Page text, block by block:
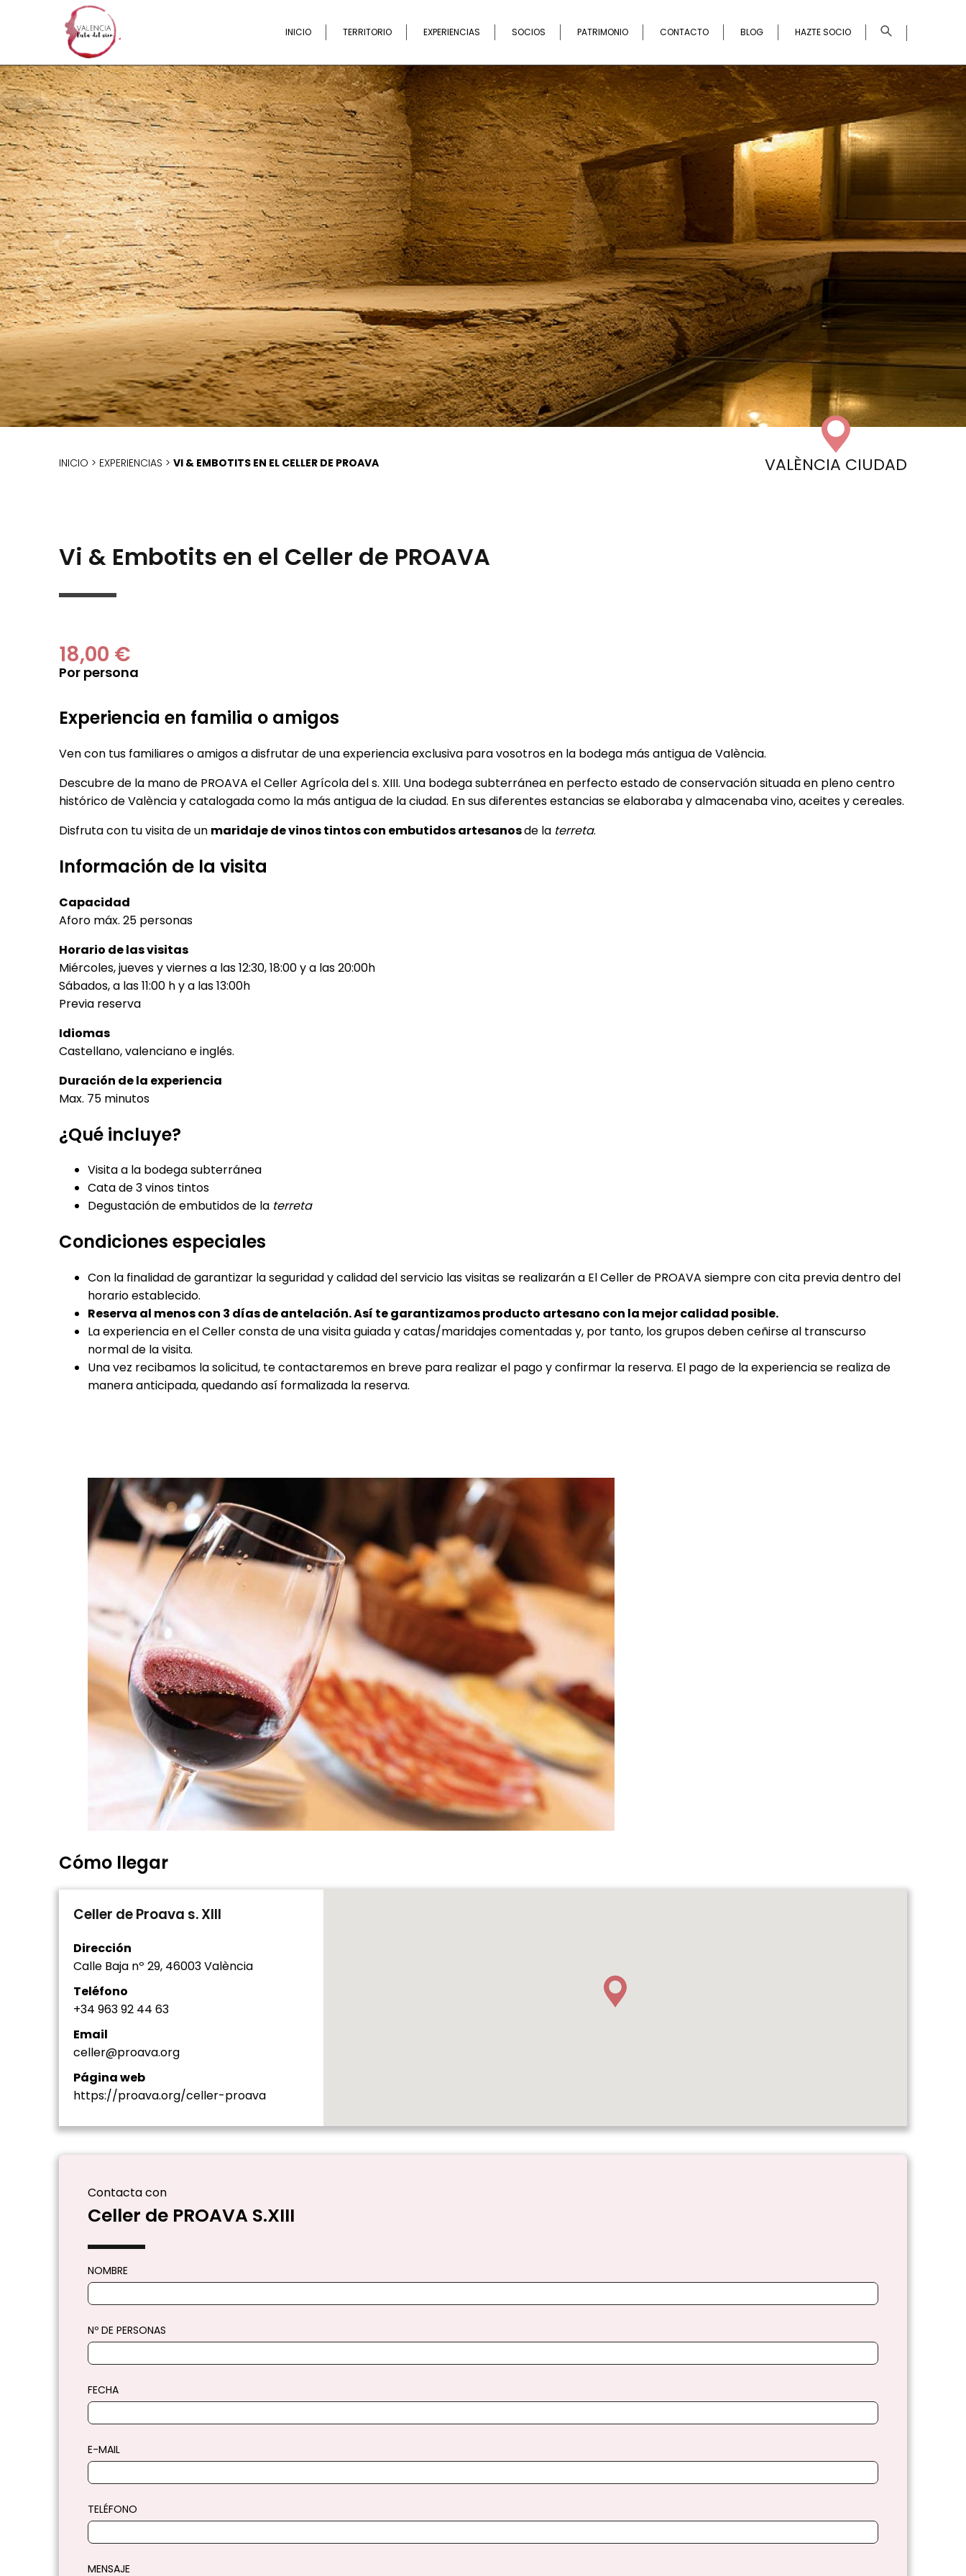
INICIO TERRITORIO EXPERIENCIAS SOCIOS PATRIMONIO CONTACTO BLOG HAZTE SOCIO ×
VALÈNCIA CIUDAD
INICIO > EXPERIENCIAS > VI & EMBOTITS EN EL CELLER DE PROAVA
Vi & Embotits en el Celler de PROAVA
18,00 €
Por persona
Experiencia en familia o amigos
Ven con tus familiares o amigos a disfrutar de una experiencia exclusiva para vosotros en la bodega más antigua de València.
Descubre de la mano de PROAVA el Celler Agrícola del s. XIII. Una bodega subterránea en perfecto estado de conservación situada en pleno centro
histórico de València y catalogada como la más antigua de la ciudad. En sus diferentes estancias se elaboraba y almacenaba vino, aceites y cereales.
Disfruta con tu visita de un maridaje de vinos tintos con embutidos artesanosde la terreta.
Información de la visita
Capacidad
Aforo máx. 25 personas
Horario de las visitas
Miércoles, jueves y viernes a las 12:30, 18:00 y a las 20:00h
Sábados, a las 11:00 h y a las 13:00h
Previa reserva
Idiomas
Castellano, valenciano e inglés.
Duración de la experiencia
Max. 75 minutos
¿Qué incluye?
Visita a la bodega subterránea
Cata de 3 vinos tintos
Degustación de embutidos de la terreta
Condiciones especiales
Con la finalidad de garantizar la seguridad y calidad del servicio las visitas se realizarán a El Celler de PROAVA siempre con cita previa dentro del
horario establecido.
Reserva al menos con 3 días de antelación. Así te garantizamos producto artesano con la mejor calidad posible.
La experiencia en el Celler consta de una visita guiada y catas/maridajes comentadas y, por tanto, los grupos deben ceñirse al transcurso
normal de la visita.
Una vez recibamos la solicitud, te contactaremos en breve para realizar el pago y confirmar la reserva. El pago de la experiencia se realiza de
manera anticipada, quedando así formalizada la reserva.
Cómo llegar
Celler de Proava s. XIII
Dirección
Calle Baja nº 29, 46003 València
Teléfono
+34 963 92 44 63
Email
celler@proava.org
Página web
https://proava.org/celler-proava
Contacta con
Celler de PROAVA S.XIII
NOMBRE
Nº DE PERSONAS
FECHA
E-MAIL
TELÉFONO
MENSAJE